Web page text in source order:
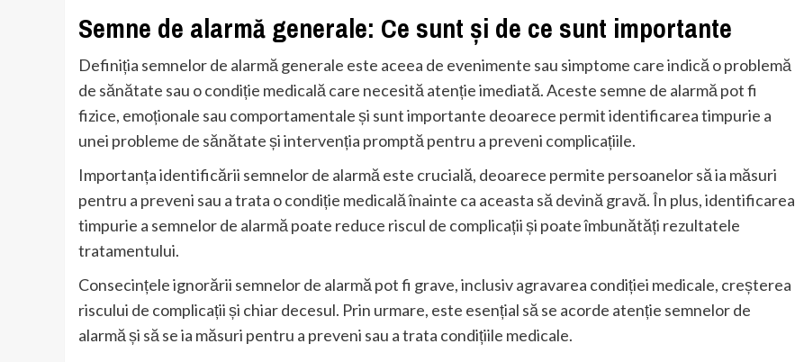
Semne de alarmă generale: Ce sunt și de ce sunt importante
Definiția semnelor de alarmă generale este aceea de evenimente sau simptome care indică o problemă
de sănătate sau o condiție medicală care necesită atenție imediată. Aceste semne de alarmă pot fi
fizice, emoționale sau comportamentale și sunt importante deoarece permit identificarea timpurie a
unei probleme de sănătate și intervenția promptă pentru a preveni complicațiile.
Importanța identificării semnelor de alarmă este crucială, deoarece permite persoanelor să ia măsuri
pentru a preveni sau a trata o condiție medicală înainte ca aceasta să devină gravă. În plus, identificarea
timpurie a semnelor de alarmă poate reduce riscul de complicații și poate îmbunătăți rezultatele
tratamentului.
Consecințele ignorării semnelor de alarmă pot fi grave, inclusiv agravarea condiției medicale, creșterea
riscului de complicații și chiar decesul. Prin urmare, este esențial să se acorde atenție semnelor de
alarmă și să se ia măsuri pentru a preveni sau a trata condițiile medicale.